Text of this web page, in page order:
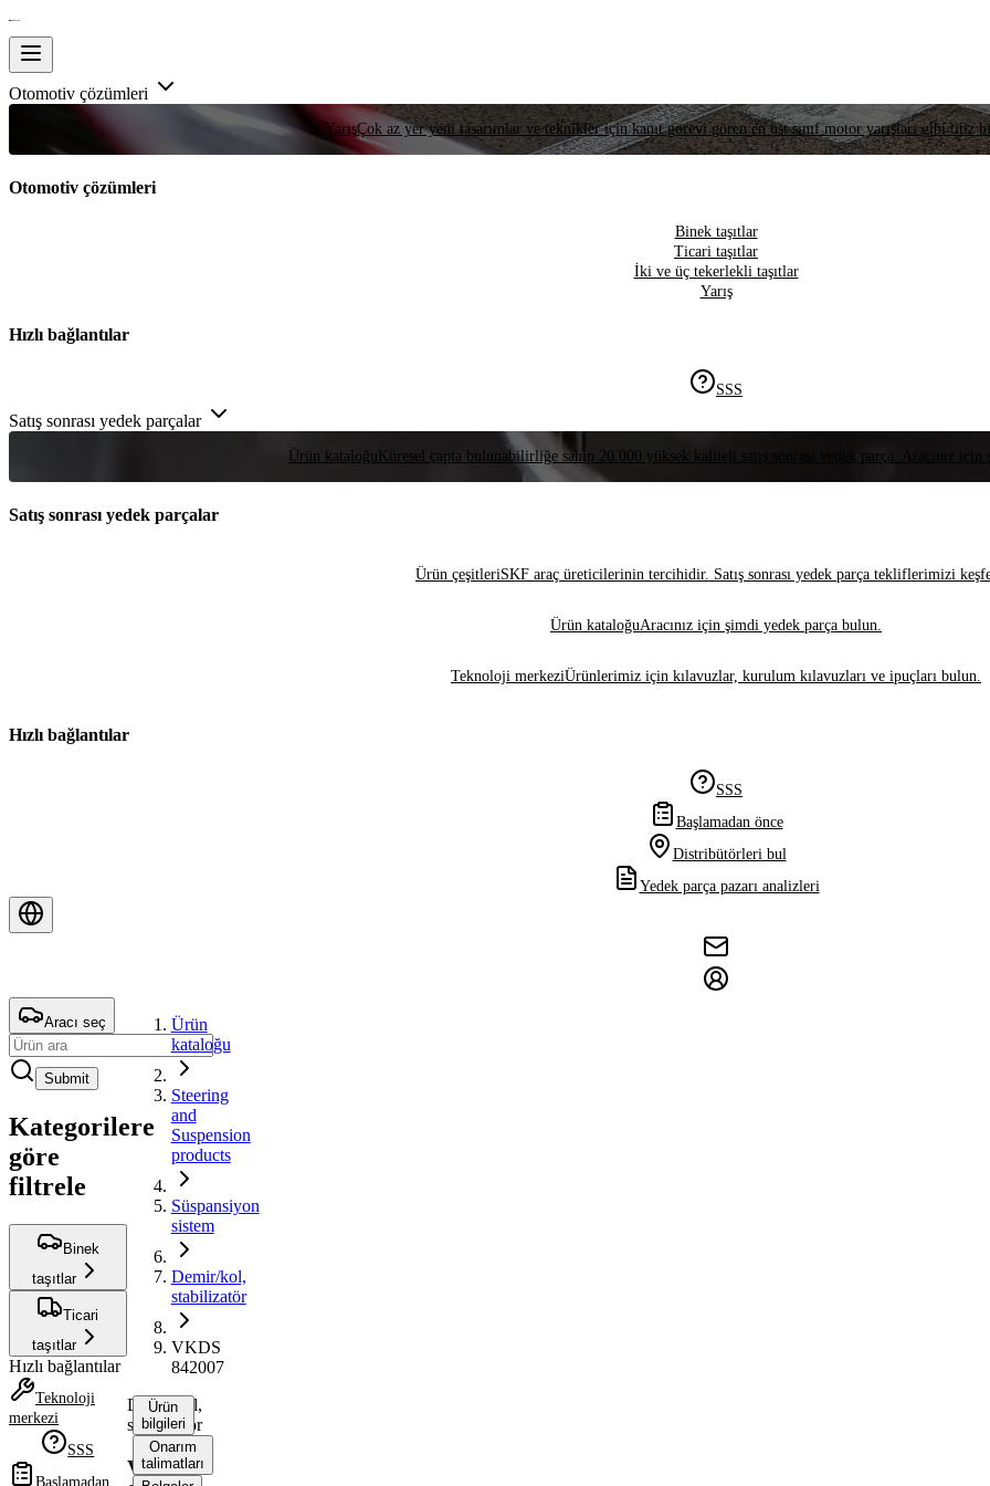
Otomotiv çözümleri
YarışÇok az yer yeni tasarımlar ve teknikler için kanıt görevi gören en üst sınıf motor yarışları gibi titiz
Otomotiv çözümleri
Binek taşıtlar
Ticari taşıtlar
İki ve üç tekerlekli taşıtlar
Yarış
Hızlı bağlantılar
SSS
Satış sonrası yedek parçalar
Ürün kataloğu Küresel çapta bulunabilirliğe sahip 20.000 yüksek kaliteli satış sonrası yedek parça. Aracınız
Satış sonrası yedek parçalar
Ürün çeşitleriSKF araç üreticilerinin tercihidir. Satış sonrası yedek parça tekliflerimizi
Ürün kataloğuAracınız için şimdi yedek parça bulun.
Teknoloji merkeziÜrünlerimiz için kılavuzlar, kurulum kılavuzları ve ipuçları bulun.
Hızlı bağlantılar
SSS
Başlamadan önce
Distribütörleri bul
Yedek parça pazarı analizleri
Aracı seç
Submit
Kategorilere
göre
filtrele
Binek
taşıtlar
Ticari
taşıtlar
Hızlı bağlantılar
Teknoloji
merkezi
SSS
Başlamadan
Ürün
kataloğu
Steering
and
Suspension
products
Süspansiyon
sistem
Demir/kol,
stabilizatör
VKDS
842007
Demir/kol,
stabilizatör
VKDS
Ürün
bilgileri
Onarım
talimatları